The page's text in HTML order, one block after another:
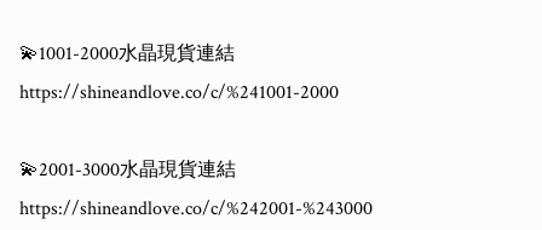
💫1001-2000水晶現貨連結
https://shineandlove.co/c/%241001-2000
💫2001-3000水晶現貨連結
https://shineandlove.co/c/%242001-%243000